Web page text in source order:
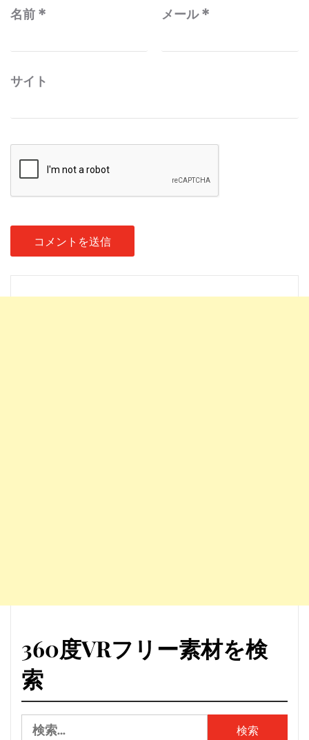
名前 * メール*
サイト
360度VRフリー素材を検
索
検